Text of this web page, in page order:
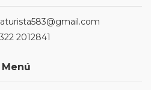
2012841
Menú